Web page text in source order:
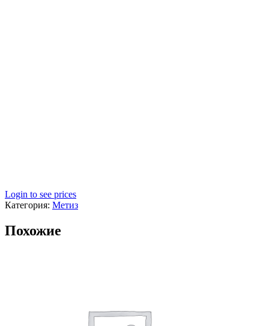
Login to see prices
Категория: Метиз
Похожие